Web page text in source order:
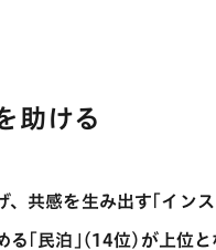
助ける
、共感を生み出す｢イン
る｢民泊｣(14位)が上位